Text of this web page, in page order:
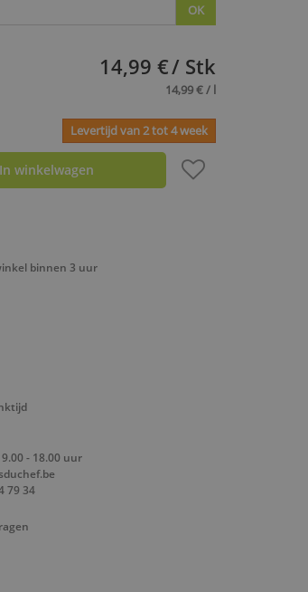
OK
14,99 €/ Stk
14,99 € / l
Levertijd van 2 tot 4 week
In winkelwagen
binnen 3 uur
- 18.00 uur
79 34